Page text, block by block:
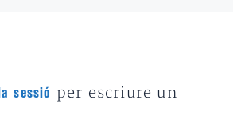
sessió
per escriure un